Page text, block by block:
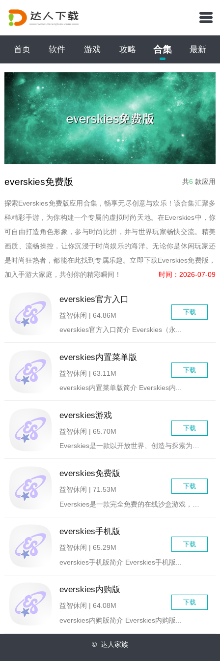
首页 软件 游戏 攻略 合集 最新
everskies免费版 共6 款应用
探索Everskies免费版应用合集，畅享无尽创意与欢乐！该合集汇聚多
样精彩手游，为你构建一个专属的虚拟时尚天地。在Everskies中，你
可自由打造角色形象，参与时尚比拼，并与世界玩家畅快交流。精美
画质、流畅操控，让你沉浸于时尚娱乐的海洋。无论你是休闲玩家还
是时尚狂热者，都能在此找到专属乐趣。立即下载Everskies免费版，
加入手游大家庭，共创你的精彩瞬间！
时间：2026-07-09
everskies官方入口
下载
益智休闲 | 64.86M
everskies官方入口简介 Everskies（永...
everskies内置菜单版
下载
益智休闲 | 63.11M
everskies内置菜单版简介 Everskies内...
everskies游戏
下载
益智休闲 | 65.70M
Everskies是一款以开放世界、创造与探索为主题的在线游...
everskies免费版
下载
益智休闲 | 71.53M
everskies手机版
下载
益智休闲 | 65.29M
everskies手机版简介 Everskies手机版...
everskies内购版
下载
益智休闲 | 64.08M
everskies内购版简介 Everskies内购版...
© 达人家族